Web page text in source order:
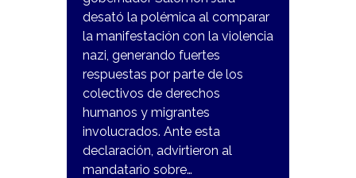
desató la polémica al comparar
la manifestación con la violencia
nazi, generando fuertes
respuestas por parte de los
colectivos de derechos
humanos y migrantes
involucrados. Ante esta
declaración, advirtieron al
mandatario sobre…